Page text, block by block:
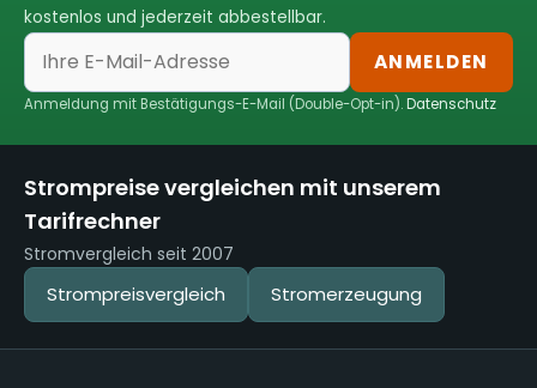
kostenlos und jederzeit abbestellbar.
ANMELDEN
Anmeldung mit Bestätigungs-E-Mail (Double-Opt-in).Datenschutz
Strompreise vergleichen mit unserem
Tarifrechner
Stromvergleich seit 2007
Strompreisvergleich Stromerzeugung